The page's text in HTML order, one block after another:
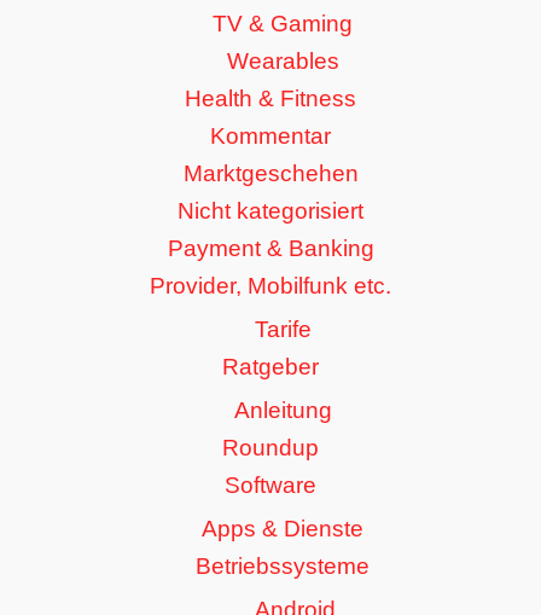
TV & Gaming
Wearables
Health & Fitness
Kommentar
Marktgeschehen
Nicht kategorisiert
Payment & Banking
Provider, Mobilfunk etc.
Tarife
Ratgeber
Anleitung
Roundup
Software
Apps & Dienste
Betriebssysteme
Android